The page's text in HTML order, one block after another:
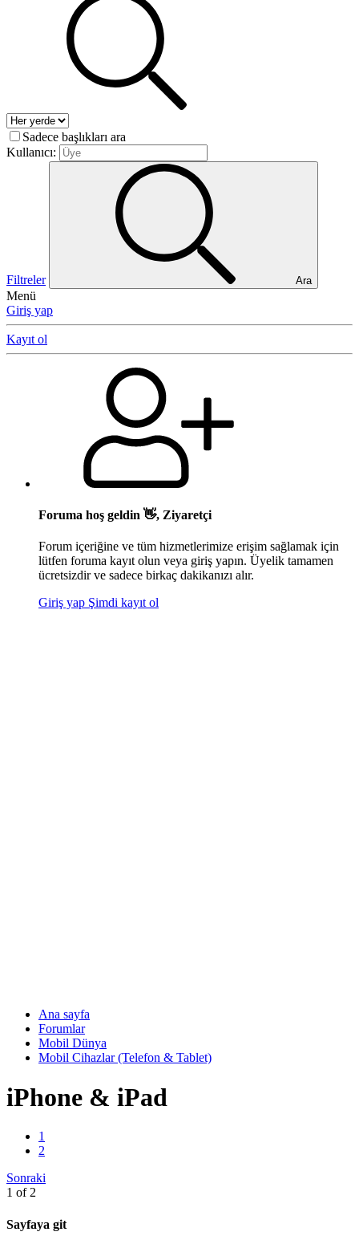
Sadece başlıkları ara
Kullanıcı:
Filtreler Ara
Menü
Giriş yap
Kayıt ol
Foruma hoş geldin 👋, Ziyaretçi
Forum içeriğine ve tüm hizmetlerimize erişim sağlamak için
lütfen foruma kayıt olun veya giriş yapın. Üyelik tamamen
ücretsizdir ve sadece birkaç dakikanızı alır.
Giriş yap Şimdi kayıt ol
Ana sayfa
Forumlar
Mobil Dünya
Mobil Cihazlar (Telefon & Tablet)
iPhone & iPad
1
2
Sonraki
1 of 2
Sayfaya git